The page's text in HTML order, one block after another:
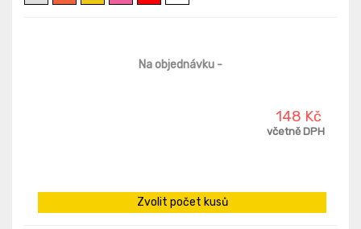
Na objednávku -
148 Kč
včetně DPH
Zvolit počet kusů